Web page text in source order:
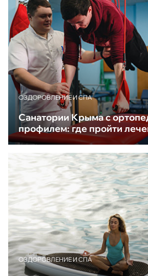
ОЗДОРОВЛЕНИЕ И СПА
Санатории Крыма с
профилем: где пройти
ОЗДОРОВЛЕНИЕ И СПА